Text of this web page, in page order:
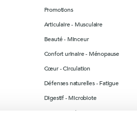
Promotions
Articulaire - Musculaire
Beauté - Minceur
Confort urinaire - Ménopause
Cœur - Circulation
Défenses naturelles - Fatigue
Digestif - Microbiote
Drainage - Elimination